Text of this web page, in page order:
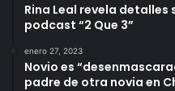
Rina Leal revela detalles
podcast “2 Que 3”
enero 27, 2023
Novio es
padre de otra novia en